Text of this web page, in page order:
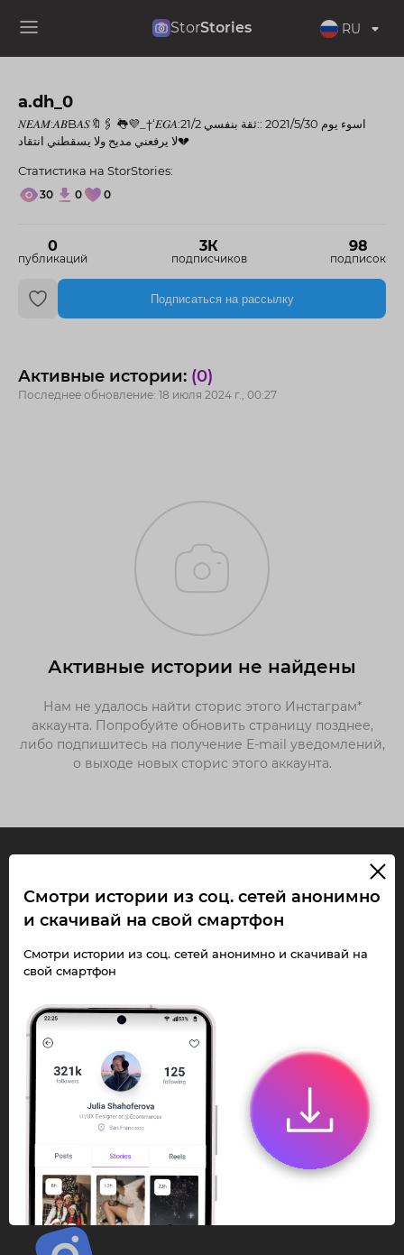
StorStories RU
a.dh_0
0
публикаций
3К
подписчиков
98
подписок
𝑁𝐸𝐴𝑀:𝐴𝐵B𝐴𝑆🔖🖇 ˚👅💜_†‘𝐸𝐺𝐴:21/2 اسوء يوم 2021/5/30 ::ثقة بنفسي
لا يرفعني مديح ولا يسقطني انتقاد💔
Статистика на StorStories:
30 0 0
Подписаться на рассылку
Активные истории: (0)
Последнее обновление: 18 июля 2024 г., 00:27
Активные истории не найдены
Нам не удалось найти сторис этого Инстаграм*
аккаунта. Попробуйте обновить страницу позднее,
либо подпишитесь на получение E-mail уведомлений,
о выходе новых сторис этого аккаунта.
Смотри Stories и
скачивай Reels без
ограничений!
Переходи в ИнстаПай бот - смотри и
скачивайStories ,Reels
анонимно в чате
или Telegram-приложении.
Быстро, просто и удобно.
Перейти к боту
Смотри истории из соц. сетей анонимно
и скачивай на свой смартфон
Смотри истории из соц. сетей анонимно и скачивай на
свой смартфон